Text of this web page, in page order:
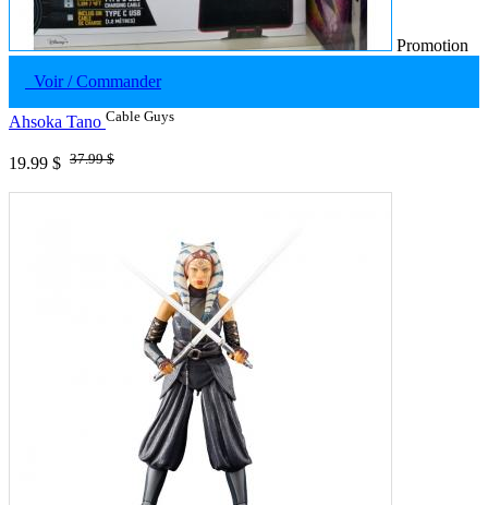
Promotion
Voir / Commander
Ahsoka Tano Cable Guys
19.99 $ 37.99 $